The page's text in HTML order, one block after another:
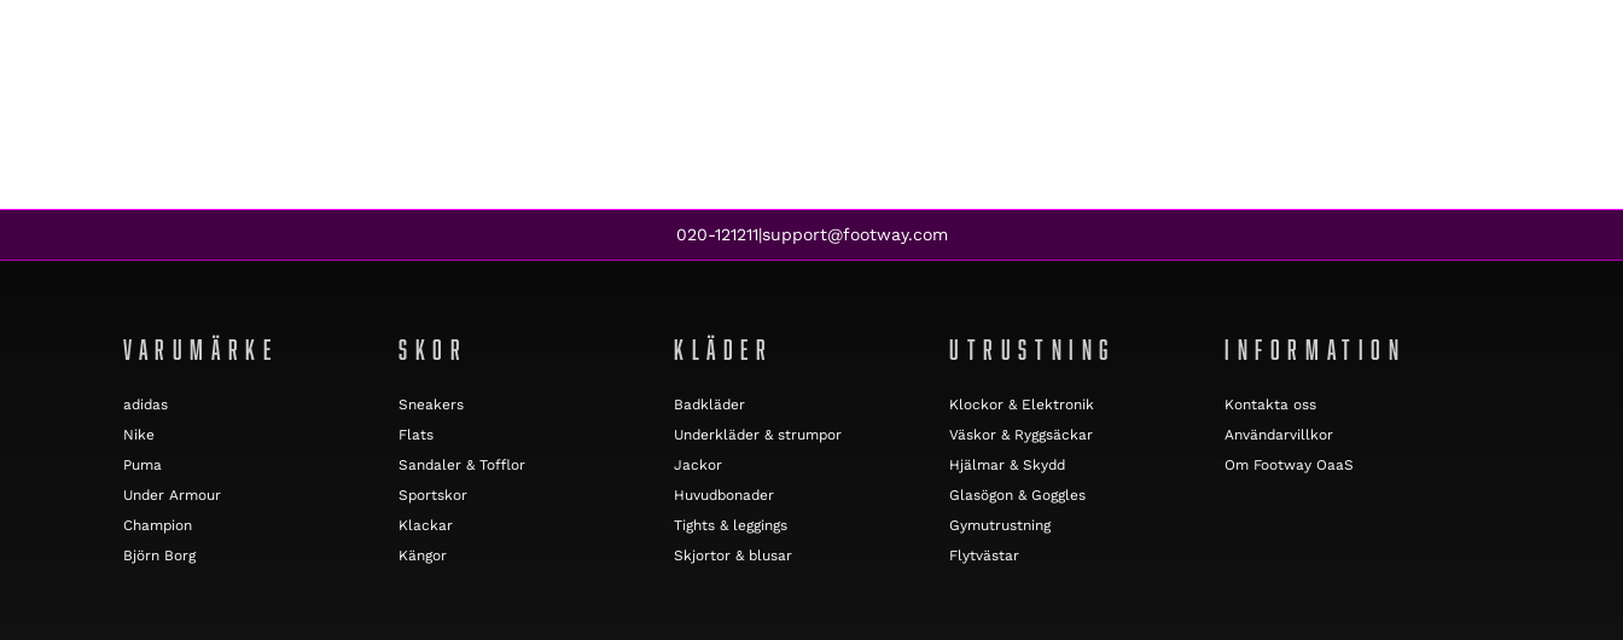
020-121211|support@footway.com
VARUMÄRKE
adidas
Nike
Puma
Under Armour
Champion
Björn Borg
SKOR
Sneakers
Flats
Sandaler & Tofflor
Sportskor
Klackar
Kängor
KLÄDER
Badkläder
Underkläder & strumpor
Jackor
Huvudbonader
Tights & leggings
Skjortor & blusar
UTRUSTNING
Klockor & Elektronik
Väskor & Ryggsäckar
Hjälmar & Skydd
Glasögon & Goggles
Gymutrustning
Flytvästar
INFORMATION
Kontakta oss
Användarvillkor
Om Footway OaaS